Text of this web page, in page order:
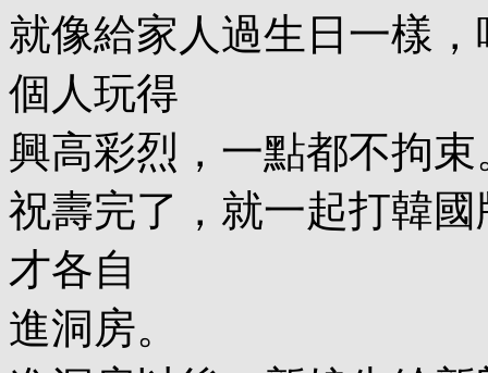
就像給家人過生日一樣
個人玩得
興高彩烈，一點都不拘束
祝壽完了，就一起打韓
才各自
進洞房。